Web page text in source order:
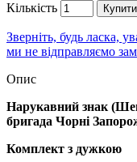
Кількість Купити
Зверніть, будь ласка,
ми не відправляємо
Опис
Нарукавний знак
бригада Чорні
Комплект з дужкою